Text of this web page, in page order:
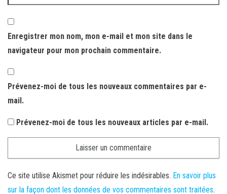
Enregistrer mon nom, mon e-mail et mon site dans le
navigateur pour mon prochain commentaire.
Prévenez-moi de tous les nouveaux commentaires par e-
mail.
Prévenez-moi de tous les nouveaux articles par e-mail.
Ce site utilise Akismet pour réduire les indésirables. En savoir plus
sur la façon dont les données de vos commentaires sont traitées.